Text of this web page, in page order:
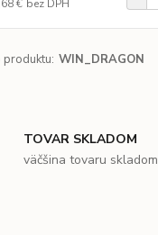
€ bez DPH
WIN_DRAGON
TOVAR SKLADOM
väčšina tovaru skladom